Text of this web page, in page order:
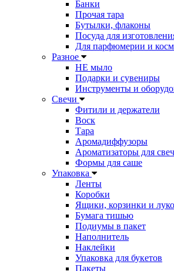
Банки
Прочая тара
Бутылки, флаконы
Посуда для
Для парфюмерии и
Разное
НЕ мыло
Подарки и сувениры
Инструменты и
Свечи
Фитили и держатели
Воск
Тара
Аромадиффузоры
Ароматизаторы для
Формы для саше
Упаковка
Ленты
Коробки
Ящики, корзинки и
Бумага тишью
Подиумы в пакет
Наполнитель
Наклейки
Упаковка для букетов
Пакеты